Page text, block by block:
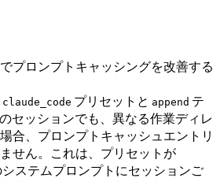
プロンプトキャッシングを改善する
claude_code プリセットと append テ
セッションでも、異なる作業ディレ
合、プロンプトキャッシュエントリ
せん。これは、プリセットが
ステムプロンプトにセッションご